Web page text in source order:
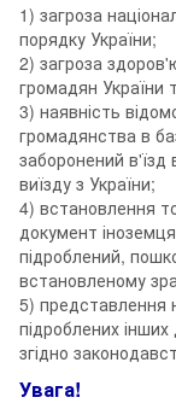
1) загроза
порядку України;
2) загроза
громадян України
3) наявність
громадянства в
заборонений
виїзду з України;
4) встановлення
документ
підроблений,
встановленому
5) представлення
підроблених
згідно
Увага!